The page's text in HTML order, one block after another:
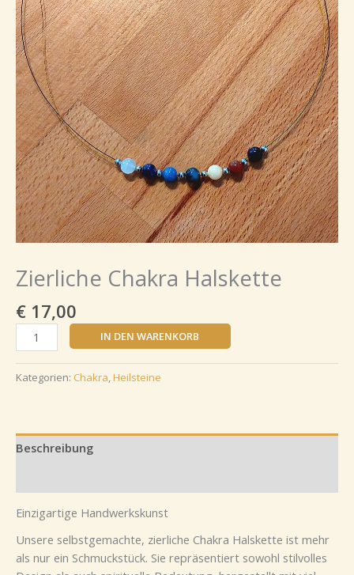
Zierliche Chakra Halskette
€ 17,00
IN DEN WARENKORB
Kategorien: Chakra, Heilsteine
Beschreibung
Einzigartige Handwerkskunst
Unsere selbstgemachte, zierliche Chakra Halskette ist mehr
als nur ein Schmuckstück. Sie repräsentiert sowohl stilvolles